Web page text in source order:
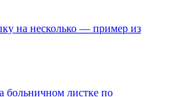
на несколько — пример из